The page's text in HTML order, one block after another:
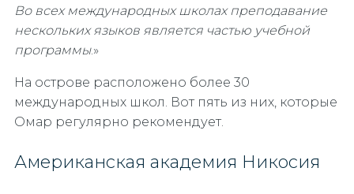
Во всех международных школах преподавание
нескольких языков является частью учебной
программы.»
На острове расположено более 30
международных школ. Вот пять из них, которые
Омар регулярно рекомендует.
Американская академия Никосия